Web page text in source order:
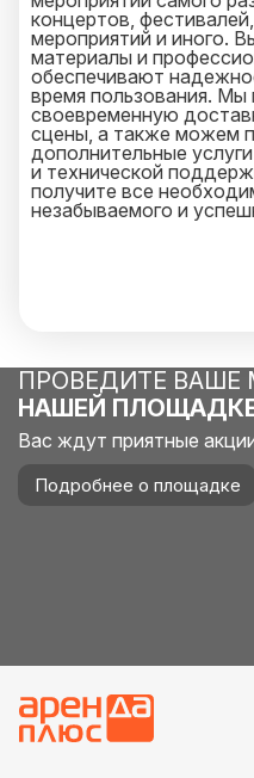
концертов,
мероприятий и иного.
материалы и
обеспечивают
время пользования. Мы
своевременную
сцены, а также можем
дополнительные
и технической
получите все
незабываемого и
ПРОВЕДИТЕ ВАШЕ
НАШЕЙ
Вас ждут приятные
Подробнее о площадке